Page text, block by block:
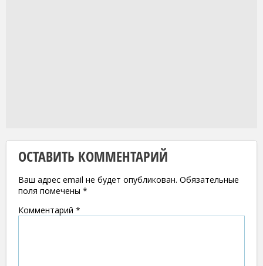
ОСТАВИТЬ КОММЕНТАРИЙ
Ваш адрес email не будет опубликован. Обязательные
поля помечены *
Комментарий *